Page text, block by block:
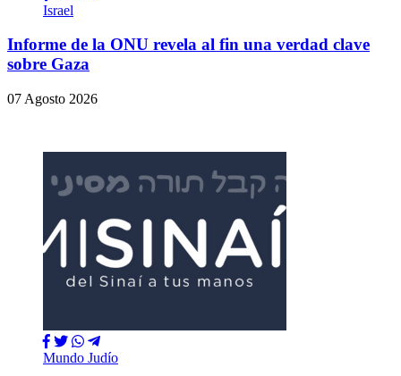
Israel
Informe de la ONU revela al fin una verdad clave
sobre Gaza
07 Agosto 2026
Mundo Judío